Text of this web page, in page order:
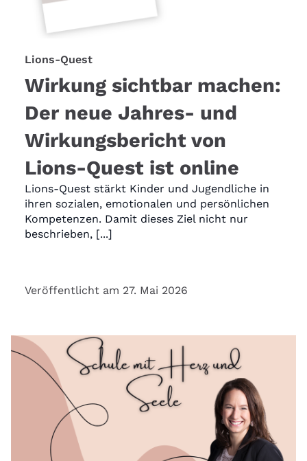
Lions-Quest
Wirkung sichtbar machen:
Der neue Jahres- und
Wirkungsbericht von
Lions-Quest ist online
Lions-Quest stärkt Kinder und Jugendliche in
ihren sozialen, emotionalen und persönlichen
Kompetenzen. Damit dieses Ziel nicht nur
beschrieben, [...]
Veröffentlicht am 27. Mai 2026